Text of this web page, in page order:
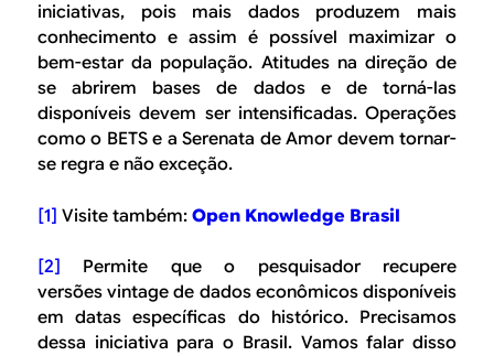
iniciativas, pois mais dados produzem mais
conhecimento e assim é possível maximizar o
bem-estar da população. Atitudes na direção de
se abrirem bases de dados e de torná-las
disponíveis devem ser intensificadas. Operações
como o BETS e a Serenata de Amor devem tornar-
se regra e não exceção.
[1] Visite também: Open Knowledge Brasil
[2]
Permite que o pesquisador recupere
versõesvintage de dados econômicos disponíveis
em datas específicas do histórico. Precisamos
dessa iniciativa para o Brasil. Vamos falar disso